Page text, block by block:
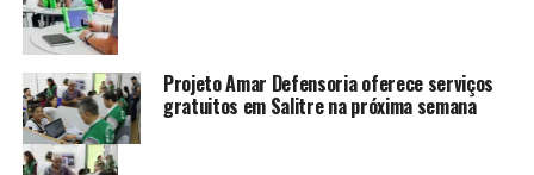
Projeto Amar Defensoria oferece serviços
gratuitos em Salitre na próxima semana